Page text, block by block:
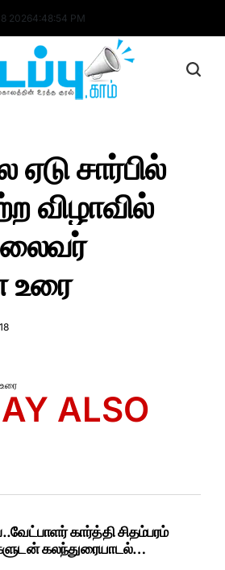
20264:48:55 PM
ஏடு சார்பில்
விழாவில்
உரை
ALSO
கார்த்தி சிதம்பரம்
கலந்துரையாடல்…